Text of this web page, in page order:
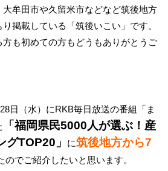
牟田市や久留米市などなど筑後地方
掲載している「筑後いこい」です。
も初めての方もどうもありがとうご
日（水）にRKB毎日放送の番組「ま
「福岡県民5000人が選ぶ！産
グTOP20」
に筑後地方から7
のでご紹介したいと思います。